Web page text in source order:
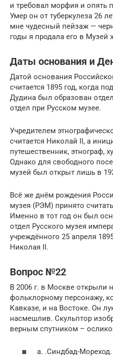
и требовал морфия и
Умер он от туберкулеза 26
мне чудесный пей­заж —
годы я продала его в Музей
Даты основания и
Датой основания
считается 1895 год, когда
Дудина был образован
отдел при Русском музее.
Учредителем
считается Николай II, а
путешественник, этнограф,
Однако для свободного
музей был открыт лишь в
Всё же днём рождения
музея (РЭМ) принято
Именно в тот год он был
отдел Русского музея
учреждённого 25 апреля
Николая II.
Вопрос №22
В 2006 г. в Москве открыли
фольклорному персонажу,
Кавказе, и на Востоке. Он
насмешлив. Скульптор
верным спутником –
а. .Синдбад-Мореход.